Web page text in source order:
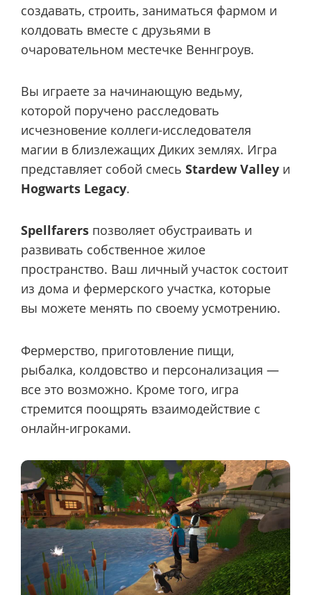
создавать, строить, заниматься фармом и
колдовать вместе с друзьями в
очаровательном местечке Веннгроув.
Вы играете за начинающую ведьму,
которой поручено расследовать
исчезновение коллеги-исследователя
магии в близлежащих Диких землях. Игра
представляет собой смесь Stardew Valley и
Hogwarts Legacy.
Spellfarers позволяет обустраивать и
развивать собственное жилое
пространство. Ваш личный участок состоит
из дома и фермерского участка, которые
вы можете менять по своему усмотрению.
Фермерство, приготовление пищи,
рыбалка, колдовство и персонализация —
все это возможно. Кроме того, игра
стремится поощрять взаимодействие с
онлайн-игроками.